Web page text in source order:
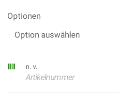
Optionen
n. v.
Artikelnummer